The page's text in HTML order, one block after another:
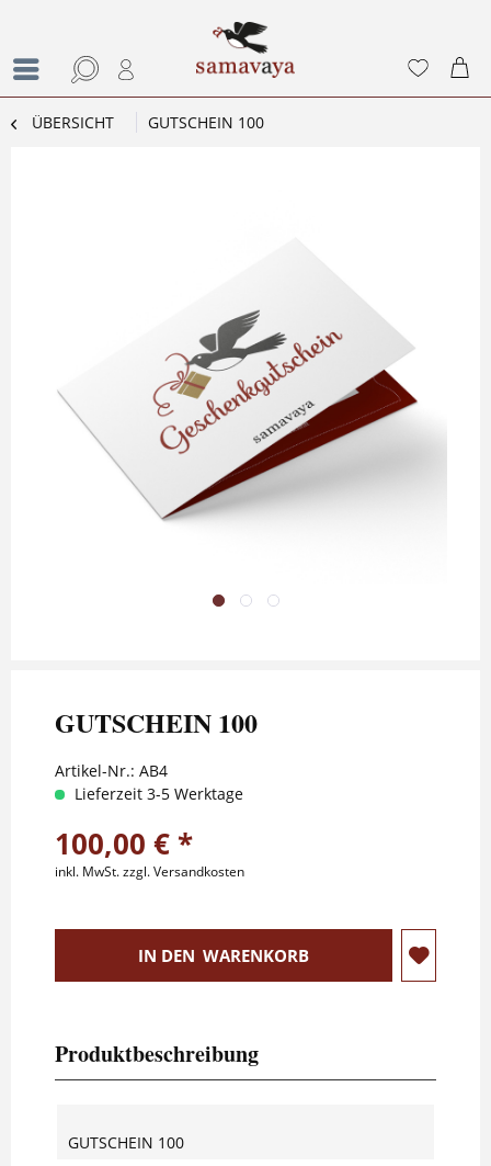
ÜBERSICHT GUTSCHEIN 100
GUTSCHEIN 100
Artikel-Nr.: AB4
Lieferzeit 3-5 Werktage
100,00 € *
inkl. MwSt.zzgl. Versandkosten
IN DEN WARENKORB
Produktbeschreibung
GUTSCHEIN 100